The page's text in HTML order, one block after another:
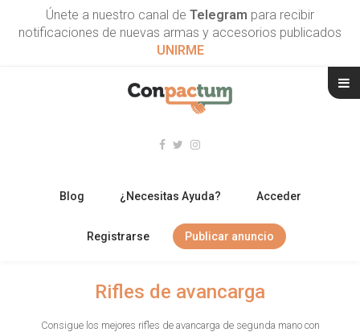
Únete a nuestro canal de Telegram para recibir
notificaciones de nuevas armas y accesorios publicados
UNIRME
Blog ¿Necesitas Ayuda? Acceder
Registrarse Publicar anuncio
Rifles de avancarga
Consigue los mejores rifles de avancarga de segunda mano con